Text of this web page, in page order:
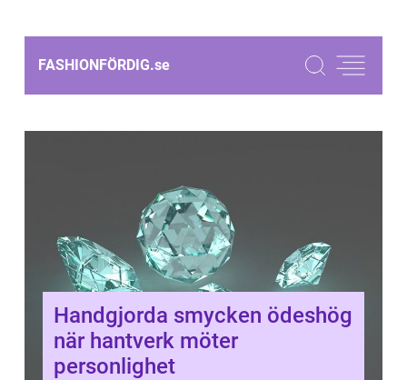
FASHIONFÖRDIG.se
Handgjorda smycken ödeshög
när hantverk möter
personlighet